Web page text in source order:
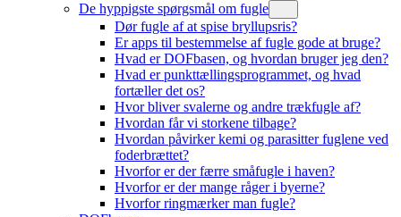
De hyppigste spørgsmål om fugle
Dør fugle af at spise bryllupsris?
Er apps til bestemmelse af fugle gode at bruge?
Hvad er DOFbasen, og hvordan bruger jeg den?
Hvad er punkttællingsprogrammet, og hvad
fortæller det os?
Hvor bliver svalerne og andre trækfugle af?
Hvordan får vi storkene tilbage?
Hvordan påvirker kemi og parasitter fuglene ved
foderbrættet?
Hvorfor er der færre småfugle i haven?
Hvorfor er der mange råger i byerne?
Hvorfor ringmærker man fugle?